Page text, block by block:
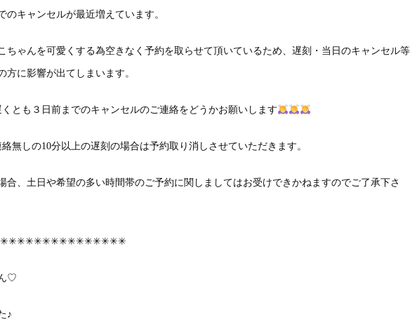
のキャンセルが最近増えています。
ちゃんを可愛くする為空きなく予約を取らせて頂いているため、遅刻・当日のキャンセル等
方に影響が出てしまいます。
とも３日前までのキャンセルのご連絡をどうかお願いします
絡無しの10分以上の遅刻の場合は予約取り消しさせていただきます。
合、土日や希望の多い時間帯のご予約に関しましてはお受けできかねますのでご了承下さ
♡
♪